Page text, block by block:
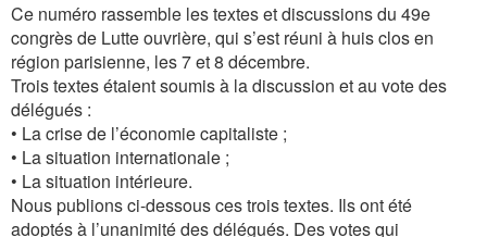
Ce numéro rassemble les textes et discussions du 49e
congrès de Lutte ouvrière, qui s’est réuni à huis clos en
région parisienne, les 7 et 8 décembre.
Trois textes étaient soumis à la discussion et au vote des
délégués :
• La crise de l’économie capitaliste ;
• La situation internationale ;
• La situation intérieure.
Nous publions ci-dessous ces trois textes. Ils ont été
adoptés à l’unanimité des délégués. Des votes qui